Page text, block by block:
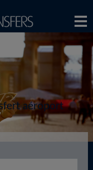
aéroport